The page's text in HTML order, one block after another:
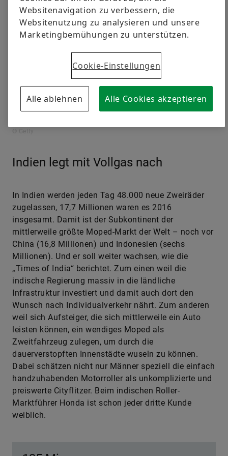
Indien legt mit Vollgas nach
In Indien werden jeden Tag 48.000 neue Zweiräder
zugelassen, 17,7 Millionen waren es 2016
insgesamt. Damit ist der Subkontinent der
mittlerweile größte Moped-Markt der Welt – noch vor
China (16,8 Millionen) und Indonesien (sechs
Millionen). Und er soll weiter wachsen, wie die
„Times of India“ berichtet. Zum einen weil die
indische Regierung massiv in die ländliche
Infrastruktur investiert und damit auch dort den
Wunsch nach Individualverkehr nährt. Zum anderen
weil sich Aufsteiger, die sich mittlerweile ein Auto
leisten können, ein wendiges Moped als
Zweitfahrzeug zulegen, um durch die
dauerverstopften Innenstädte wuseln zu können.
Dabei schätzen nicht nur Männer speziell die einfach
handzuhabenden Motorroller als unkomplizierte und
preiswerte Cityflitzer. Beim indischen Roller-
Marktführer Honda ist schon jeder dritte Kunde
weiblich.
Websitenavigation zu verbessern, die
Websitenutzung zu analysieren und unsere
Marketingbemühungen zu unterstützen.
Cookie-Einstellungen
Alle ablehnen Alle Cookies akzeptieren